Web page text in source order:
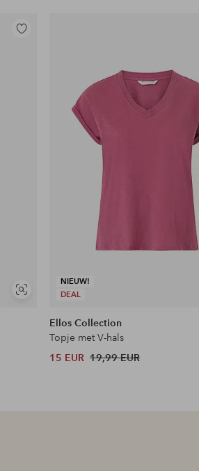
Soortgelijke
Toevoegen
NIEUW!
DEAL
Ellos Collection
Topje met V-hals
15 EUR 19,99 EUR